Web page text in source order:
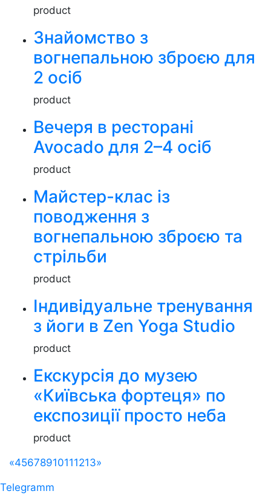
product
Знайомство з
вогнепальною зброєю для
2 осіб
product
Вечеря в ресторані
Avocado для 2–4 осіб
product
Майстер-клас із
поводження з
вогнепальною зброєю та
стрільби
product
Індивідуальне тренування
з йоги в Zen Yoga Studio
product
Екскурсія до музею
«Київська фортеця» по
експозиції просто неба
product
«45678910111213»
Telegramm